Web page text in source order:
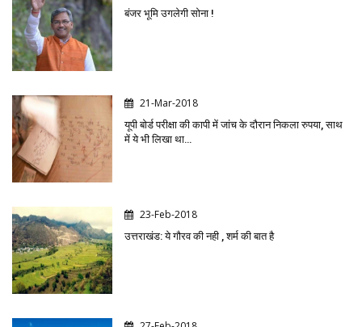
बंजर भूमि उगलेगी सोना !
21-Mar-2018
यूपी बोर्ड परीक्षा की कापी में जांच के दौरान निकला रुपया, साथ
में ये भी लिखा था…
23-Feb-2018
उत्तराखंड: ये गौरव की नही , शर्म की बात है